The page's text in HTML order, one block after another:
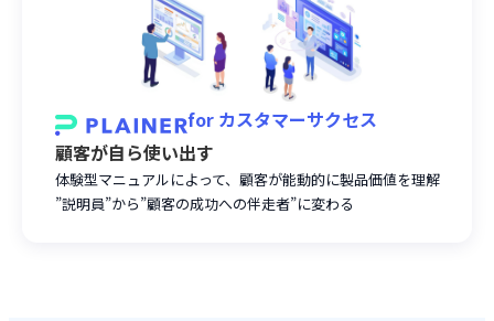
for カスタマーサクセス
顧客が自ら使い出す
体験型マニュアルによって、顧客が能動的に製品価値を理解
”説明員”から”顧客の成功への伴走者”に変わる